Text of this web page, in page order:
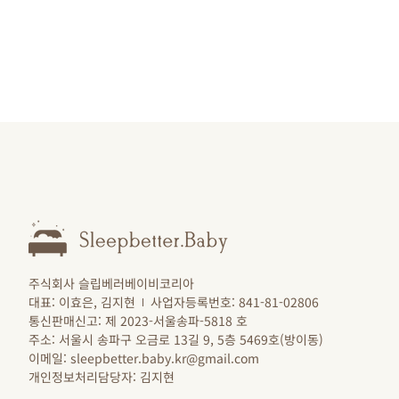
주식회사 슬립베러베이비코리아
대표: 이효은, 김지현
사업자등록번호: 841-81-02806
통신판매신고: 제 2023-서울송파-5818 호
주소: 서울시 송파구 오금로 13길 9, 5층 5469호(방이동)
이메일: sleepbetter.baby.kr@gmail.com
개인정보처리담당자: 김지현